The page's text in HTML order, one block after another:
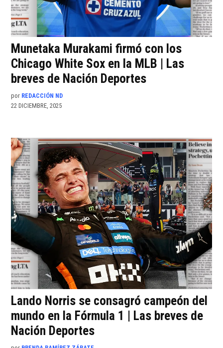
Munetaka Murakami firmó con los
Chicago White Sox en la MLB | Las
breves de Nación Deportes
por REDACCIÓN ND
22 DICIEMBRE, 2025
Lando Norris se consagró campeón del
mundo en la Fórmula 1 | Las breves de
Nación Deportes